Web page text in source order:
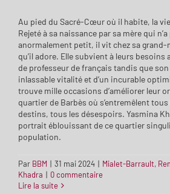
Au pied du Sacré-Cœur où il habite, la vie
Rejeté à sa naissance par sa mère qui
anormalement petit, il vit chez sa grand-
qu’il adore. Elle subvient à leurs besoins
de professeur de français tandis que
inlassable vitalité et d’un incurable
trouve mille occasions d’améliorer leur
quartier de Barbès où s’entremêlent
destins, tous les désespoirs. Yasmina
portrait éblouissant de ce quartier
population.
Par BBM | 31 mai 2024 | Mialet-Barrault,
Khadra | 0 commentaire
Lire la suite